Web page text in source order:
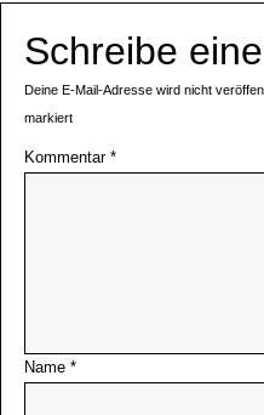
Schreibe
Deine E-Mail-Adresse wird nicht
markiert
Kommentar *
Name *